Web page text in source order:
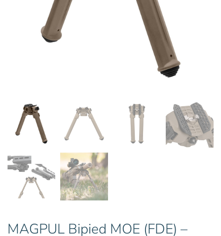
MAGPUL Bipied MOE (FDE) –